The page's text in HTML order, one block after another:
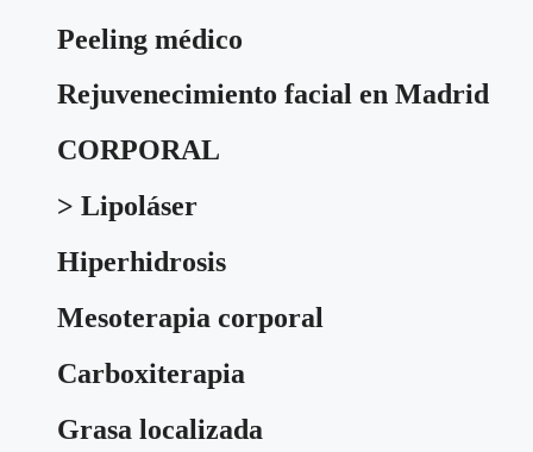
Peeling médico
Rejuvenecimiento facial en Madrid
CORPORAL
> Lipoláser
Hiperhidrosis
Mesoterapia corporal
Carboxiterapia
Grasa localizada